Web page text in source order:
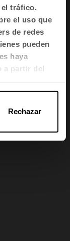
el tráfico.
el uso que
de redes
pueden
haya
a partir del
Rechazar